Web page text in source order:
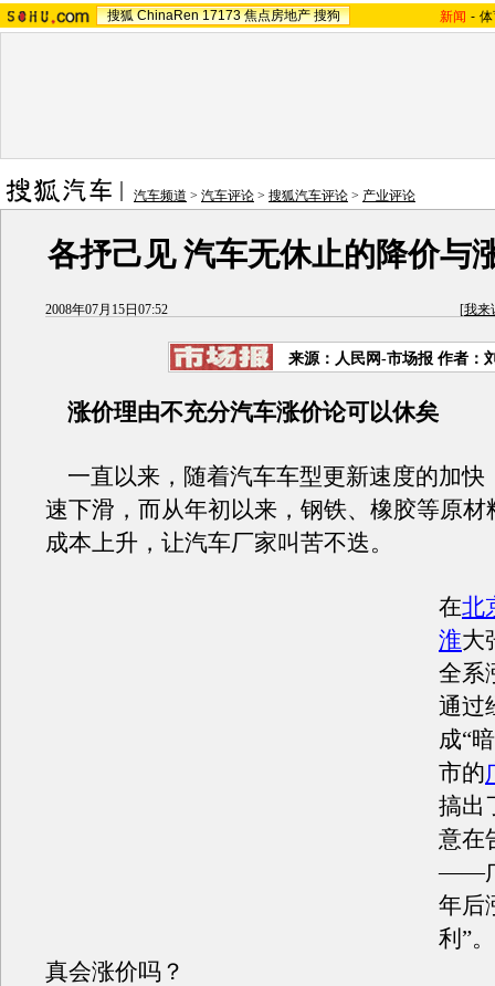
搜狐 ChinaRen 17173 焦点房地产 搜狗 新闻 -
汽车频道 > 汽车评论 > 搜狐汽车评论 > 产业评论
各抒己见 汽车无休止的降价与
2008年07月15日07:52 [我来
来源：人民网-市场报 作者：
涨价理由不充分汽车涨价论可以休矣
一直以来，随着汽车车型更新速度的加快
速下滑，而从年初以来，钢铁、橡胶等原材
成本上升，让汽车厂家叫苦不迭。
在北
淮大
全系
通过
成“
市的
搞出
意在
——
年后
利”
真会涨价吗？